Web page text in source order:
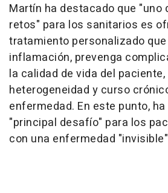
Martín ha destacado que "uno
retos" para los sanitarios es
tratamiento personalizado
inflamación, prevenga
la calidad de vida del
heterogeneidad y curso
enfermedad. En este punto,
"principal desafío" para los
con una enfermedad